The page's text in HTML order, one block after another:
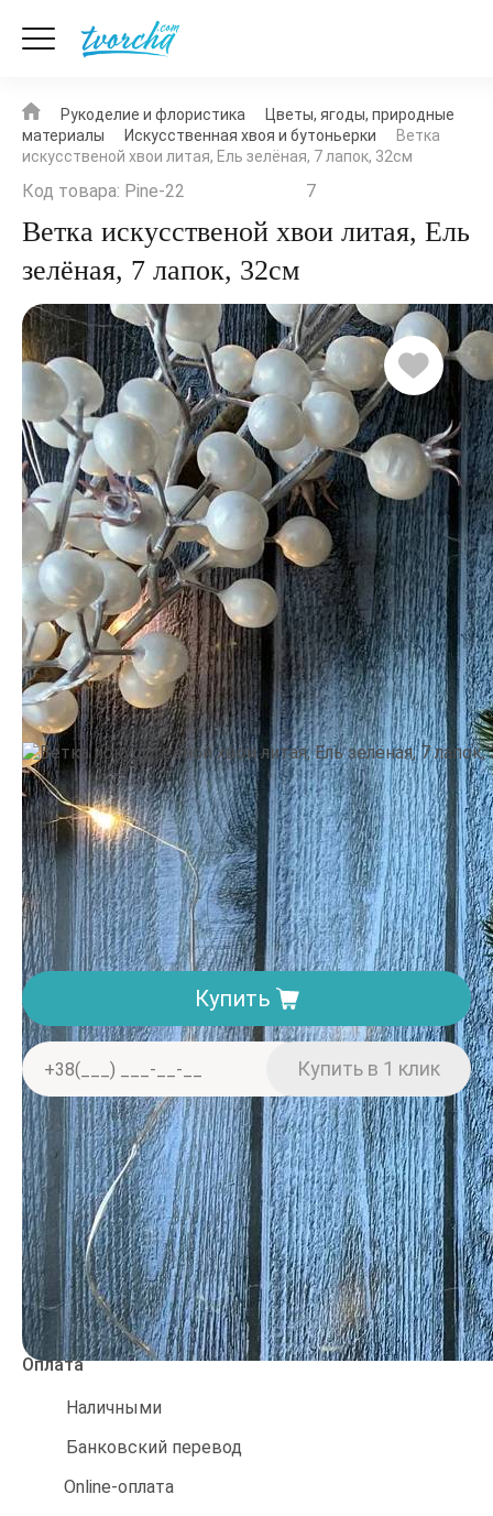
Рукоделие и флористика
Цветы, ягоды, природные
материалы
Искусственная хвоя и бутоньерки
Ветка
искусственой хвои литая, Ель зелёная, 7 лапок, 32см
Код товара: Pine-22 7
Ветка искусственой хвои литая, Ель
зелёная, 7 лапок, 32см
Производитель:Украина•Тематика: Новый Год, Зима,
Растительный мир•Цвет: Зеленый
27. 9 грн
Купить
Доставка. Минимальная сумма заказа 150 грн
Отделение «Нова пошта» — от 40 грн
Курьером «Нова пошта» — от 60 грн
При заказе от 2000 грн — бесплатно
Оплата
Наличными
Банковский перевод
Online-оплата